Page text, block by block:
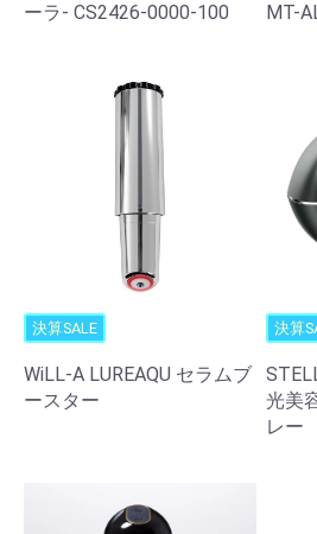
ーラ- CS2426-0000-100
MT-
決算SALE
WiLL-A LUREAQU セラムブ
ースター
決算
光美
レー